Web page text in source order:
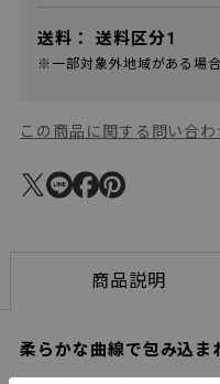
送料： 送料区分1
※一部対象外地域がある場合
この商品に関する問い合わ
商品説明
柔らかな曲線で包み込ま